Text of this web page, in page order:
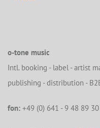
o-tone music
Intl. booking - label - artist
publishing - distribution -
fon: +49 (0) 641 - 9 48 89 30